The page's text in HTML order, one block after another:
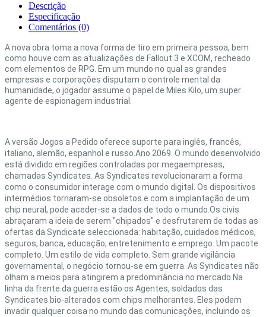
Descrição
Especificação
Comentários (0)
A nova obra toma a nova forma de tiro em primeira pessoa, bem
como houve com as atualizações de Fallout 3 e XCOM, recheado
com elementos de RPG. Em um mundo no qual as grandes
empresas e corporações disputam o controle mental da
humanidade, o jogador assume o papel de Miles Kilo, um super
agente de espionagem industrial.
A versão Jogos a Pedido oferece suporte para inglês, francês,
italiano, alemão, espanhol e russo.Ano 2069. O mundo desenvolvido
está dividido em regiões controladas por megaempresas,
chamadas Syndicates. As Syndicates revolucionaram a forma
como o consumidor interage com o mundo digital. Os dispositivos
intermédios tornaram-se obsoletos e com a implantação de um
chip neural, pode aceder-se a dados de todo o mundo.Os civis
abraçaram a ideia de serem "chipados" e desfrutarem de todas as
ofertas da Syndicate seleccionada: habitação, cuidados médicos,
seguros, banca, educação, entretenimento e emprego. Um pacote
completo. Um estilo de vida completo. Sem grande vigilância
governamental, o negócio tornou-se em guerra. As Syndicates não
olham a meios para atingirem a predominância no mercado.Na
linha da frente da guerra estão os Agentes, soldados das
Syndicates bio-alterados com chips melhorantes. Eles podem
invadir qualquer coisa no mundo das comunicações, incluindo os